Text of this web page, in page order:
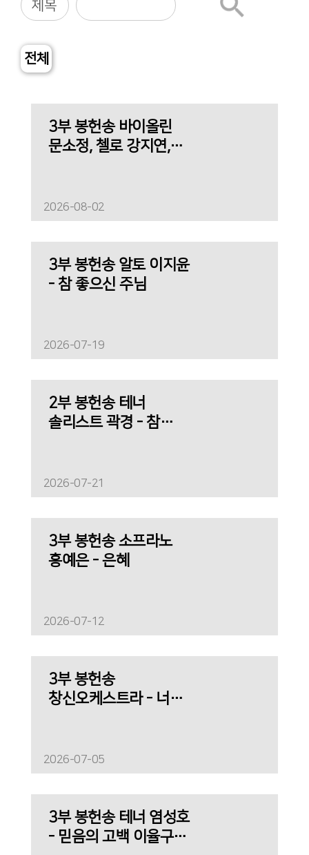
전체
3부 봉헌송 바이올린
문소정, 첼로 강지연,
2026-08-02
3부 봉헌송 알토 이지윤
- 참 좋으신 주님
2026-07-19
2부 봉헌송 테너
솔리스트 곽경 - 참
2026-07-21
3부 봉헌송 소프라노
홍예은 - 은혜
2026-07-12
3부 봉헌송
창신오케스트라 - 너
2026-07-05
3부 봉헌송 테너 염성호
- 믿음의 고백 이율구